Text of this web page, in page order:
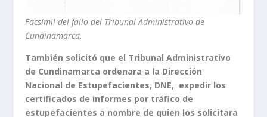
Facsímil del fallo del Tribunal Administrativo de
Cundinamarca.
También solicitó que el Tribunal Administrativo
de Cundinamarca ordenara a la Dirección
Nacional de Estupefacientes, DNE, expedir los
certificados de informes por tráfico de
estupefacientes a nombre de quien los solicitara